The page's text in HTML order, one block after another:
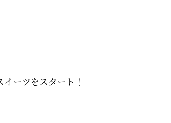
ーツをスタート！